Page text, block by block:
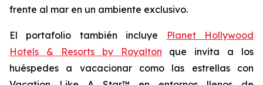
frente al mar en un ambiente exclusivo.
El portafolio también incluye
Planet Hollywood
Hotels & Resorts by Royalton que invita a los
huéspedes a vacacionar como las estrellas con